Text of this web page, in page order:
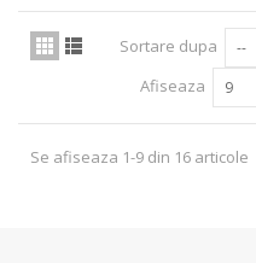
Sortare dupa --
Afiseaza 9
Se afiseaza 1-9 din 16 articole